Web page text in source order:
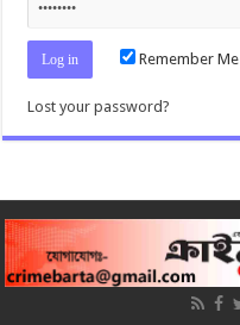
Remember Me
Lost your password?